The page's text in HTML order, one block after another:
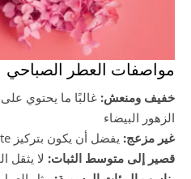
مواصفات العطر الصباحي
خفيف ومنعش: غالبًا ما يحتوي
الزهور البيضاء
غير مزعج: يفضل أن يكون بتركيز Eau de Toilette أو Cologne.
قصير إلى متوسط الثبات: لا يثقل